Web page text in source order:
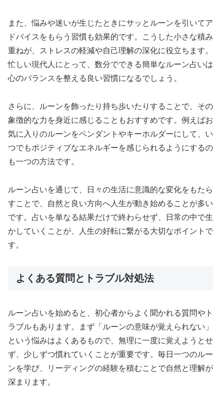
また、悩みや迷いが生じたときにサッとルーンを引いてア
ドバイスをもらう習慣も効果的です。こうした小さな積み
重ねが、ストレスの軽減や自己理解の深化に役立ちます。
忙しい現代人にとって、数分でできる簡単なルーン占いは
心のバランスを整える良い習慣になるでしょう。
さらに、ルーンを飾ったり持ち歩いたりすることで、その
象徴的な力を身近に感じることもおすすめです。例えばお
気に入りのルーンをペンダントやキーホルダーにして、い
つでもポジティブなエネルギーを感じられるようにするの
も一つの方法です。
ルーン占いを通じて、日々の生活に意識的な変化をもたら
すことで、自然と良い方向へ人生が動き始めることが多い
です。占いを単なる結果だけで終わらせず、日常の中で生
かしていくことが、人生の好転に繋がる大切なポイントで
す。
よくある質問とトラブル対処法
ルーン占いを始めると、初心者からよく聞かれる質問やト
ラブルもあります。まず「ルーンの意味が覚えられない」
という悩みはよくあるもので、無理に一度に覚えようとせ
ず、少しずつ慣れていくことが重要です。毎日一つのルー
ンを学び、リーディングの経験を積むことで自然と理解が
深まります。